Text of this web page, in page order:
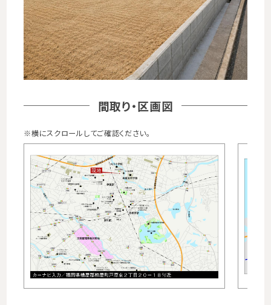
間取り・区画図
※横にスクロールしてご確認ください。